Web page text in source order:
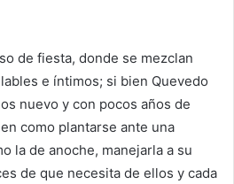
de fiesta, donde se mezclan
e íntimos; si bien Quevedo
nuevo y con pocos años de
como plantarse ante una
la de anoche, manejarla a su
de que necesita de ellos y cada